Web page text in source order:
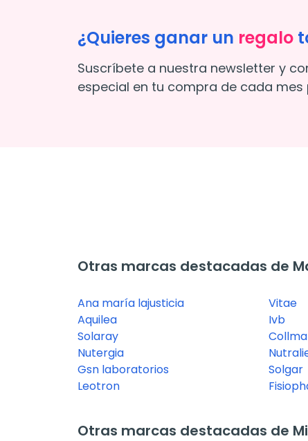
¿Quieres ganar un regalo
Suscríbete a nuestra newsletter y
especial en tu compra de cada
Otras marcas destacadas de
Ana maría lajusticia
Aquilea
Solaray
Nutergia
Gsn laboratorios
Leotron
Vitae
Ivb
Solgar
Otras marcas destacadas de